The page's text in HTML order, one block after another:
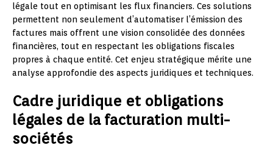
légale tout en optimisant les flux financiers. Ces solutions
permettent non seulement d’automatiser l’émission des
factures mais offrent une vision consolidée des données
financières, tout en respectant les obligations fiscales
propres à chaque entité. Cet enjeu stratégique mérite une
analyse approfondie des aspects juridiques et techniques.
Cadre juridique et obligations
légales de la facturation multi-
sociétés